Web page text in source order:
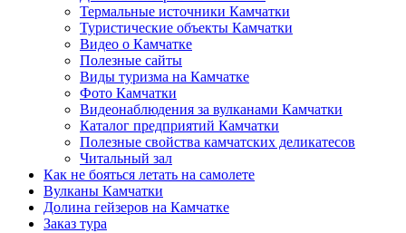
Термальные источники Камчатки
Туристические объекты Камчатки
Видео о Камчатке
Полезные сайты
Виды туризма на Камчатке
Фото Камчатки
Видеонаблюдения за вулканами Камчатки
Каталог предприятий Камчатки
Полезные свойства камчатских деликатесов
Читальный зал
Как не бояться летать на самолете
Вулканы Камчатки
Долина гейзеров на Камчатке
Заказ тура